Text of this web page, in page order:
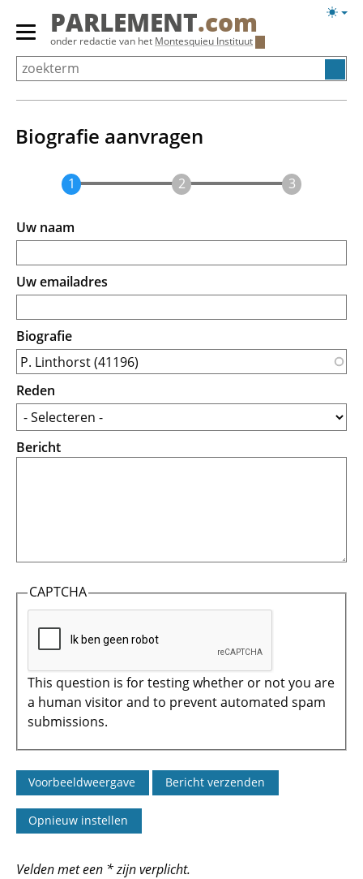
Overslaan
Primair
menu
tonen/verbergen
PARLEMENT.com
onder redactie van het Montesquieu Instituut
Biografie aanvragen
Uw naam
Uw emailadres
Biografie
Reden
Bericht
CAPTCHA
This question is for testing whether or not you are
a human visitor and to prevent automated spam
submissions.
Velden met een * zijn verplicht.